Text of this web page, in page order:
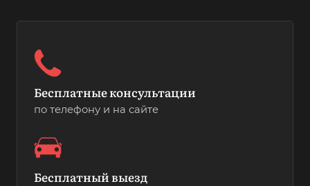
Бесплатные консультации
по телефону и на сайте
Бесплатный выезд